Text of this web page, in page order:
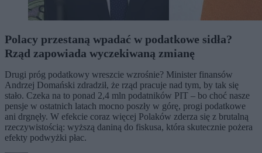
Polacy przestaną wpadać w podatkowe sidła?
Rząd zapowiada wyczekiwaną zmianę
Drugi próg podatkowy wreszcie wzrośnie? Minister finansów
Andrzej Domański zdradził, że rząd pracuje nad tym, by tak się
stało. Czeka na to ponad 2,4 mln podatników PIT – bo choć nasze
pensje w ostatnich latach mocno poszły w górę, progi podatkowe
ani drgnęły. W efekcie coraz więcej Polaków zderza się z brutalną
rzeczywistością: wyższą daniną do fiskusa, która skutecznie pożera
efekty podwyżki płac.